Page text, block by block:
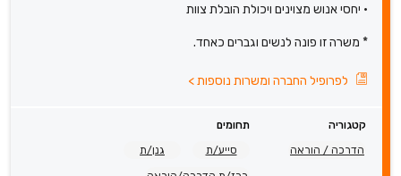
• יחסי אנוש מצוינים ויכולת הובלת צוות
* משרה זו פונה לנשים וגברים כאחד.
לפרופיל החברה ומשרות נוספות>
קטגוריה
תחומים
הדרכה / הוראה
סייע/ת גנן/ת